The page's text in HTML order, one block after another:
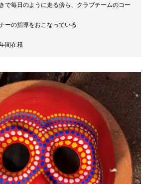
で毎日のように走る傍ら、クラブチームのコー
ーの指導をおこなっている
間在籍